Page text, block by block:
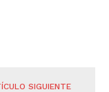
SIGUIENTE